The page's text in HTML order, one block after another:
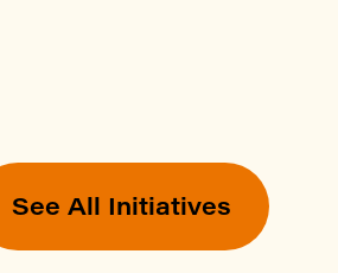
See All Initiatives